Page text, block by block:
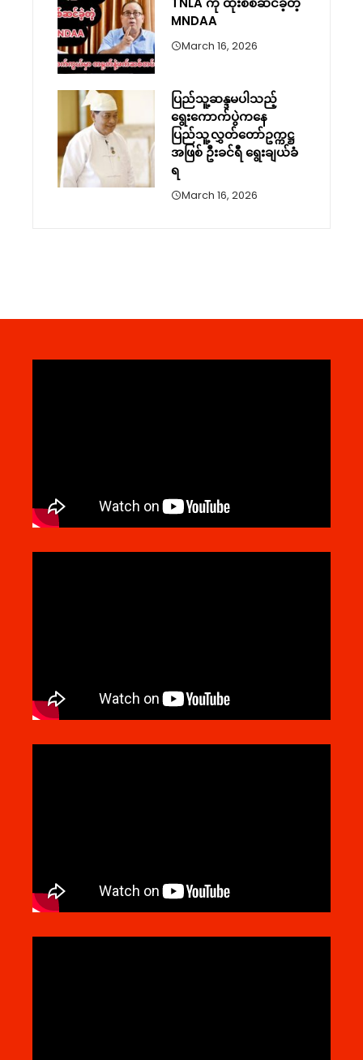
MNDAA
March 16, 2026
ပြည်သူ့ဆန္ဒမပါသည့်
ရွေးကောက်ပွဲကနေ
ပြည်သူ့လွှတ်တော်ဥက္ကဋ္ဌ
အဖြစ် ဦးခင်ရီ ရွေးချယ်ခံ
ရ
March 16, 2026